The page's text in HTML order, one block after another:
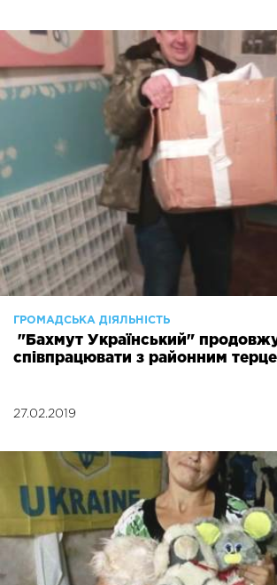
ГРОМАДСЬКА ДІЯЛЬНІСТЬ
"Бахмут Український"
співпрацювати з районним
27.02.2019